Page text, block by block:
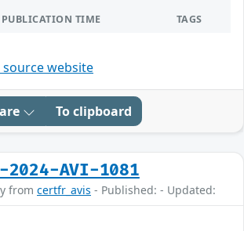
PUBLICATION TIME TAGS
website
To clipboard
2024-AVI-1081
from certfr_avis - Published: - Updated: